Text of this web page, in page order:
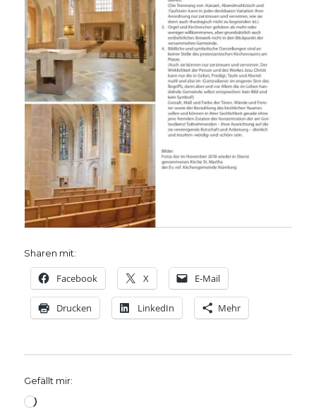
Sharen mit:
Facebook X E-Mail
Drucken LinkedIn Mehr
Gefällt mir:
Wird